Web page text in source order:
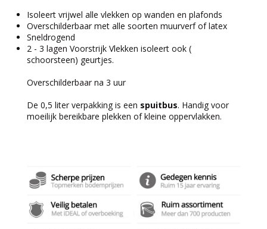
Isoleert vrijwel alle vlekken op wanden en plafonds
Overschilderbaar met alle soorten muurverf of latex
Sneldrogend
2 - 3 lagen Voorstrijk Vlekken isoleert ook (
schoorsteen) geurtjes.
Overschilderbaar na 3 uur
De 0,5 liter verpakking is een spuitbus. Handig voor
moeilijk bereikbare plekken of kleine oppervlakken.